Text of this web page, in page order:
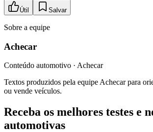
Útil Salvar
Sobre a equipe
Achecar
Conteúdo automotivo · Achecar
Textos produzidos pela equipe Achecar para
ou vende veículos.
Receba os melhores testes e
automotivas